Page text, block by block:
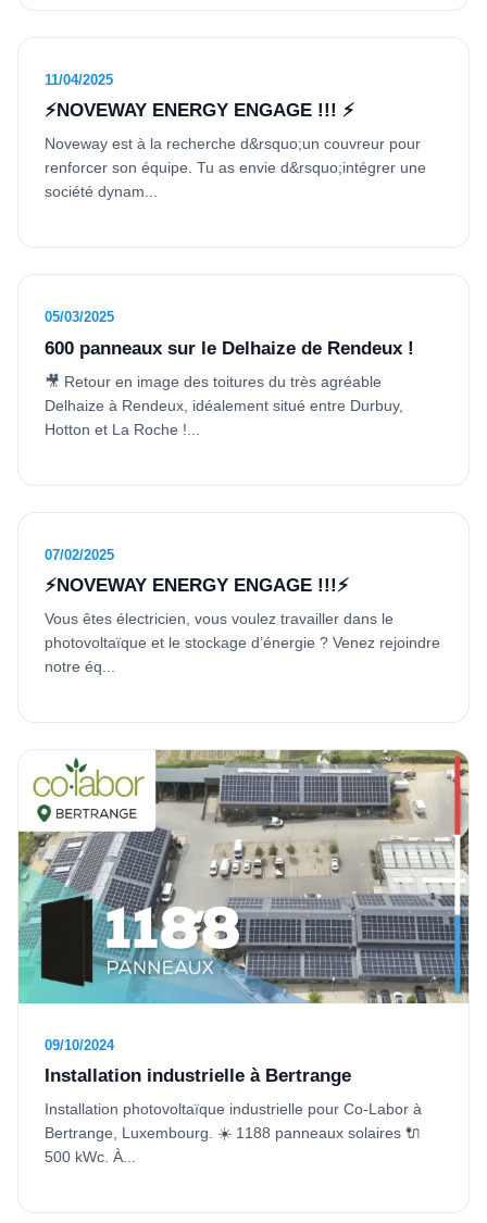
11/04/2025
⚡NOVEWAY ENERGY ENGAGE !!! ⚡
Noveway est à la recherche d&rsquo;un couvreur pour
renforcer son équipe. Tu as envie d&rsquo;intégrer une
société dynam...
05/03/2025
600 panneaux sur le Delhaize de Rendeux !
🎥 Retour en image des toitures du très agréable
Delhaize à Rendeux, idéalement situé entre Durbuy,
Hotton et La Roche !...
07/02/2025
⚡NOVEWAY ENERGY ENGAGE !!!⚡
Vous êtes électricien, vous voulez travailler dans le
photovoltaïque et le stockage d’énergie ? Venez rejoindre
notre éq...
09/10/2024
Installation industrielle à Bertrange
Installation photovoltaïque industrielle pour Co-Labor à
Bertrange, Luxembourg. ☀️ 1188 panneaux solaires 🔌
500 kWc. À...